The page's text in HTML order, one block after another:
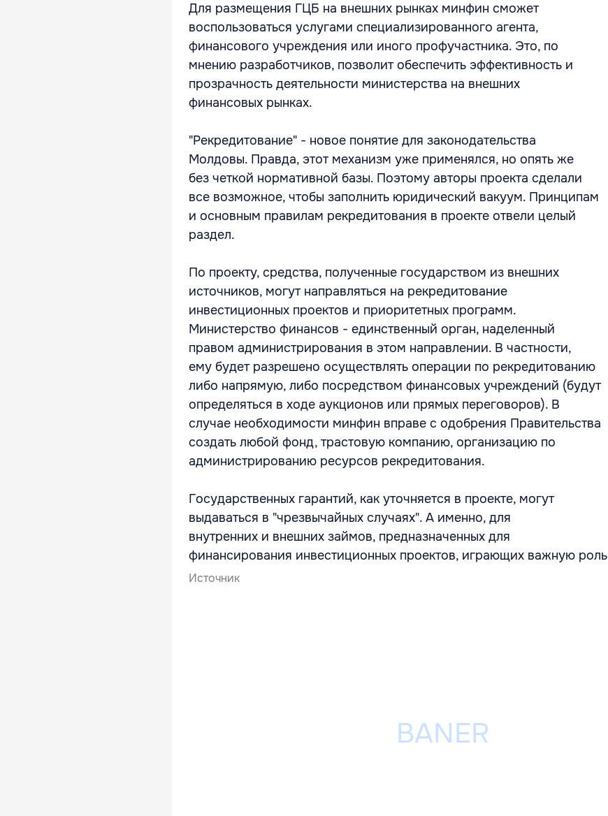
Для размещения ГЦБ на внешних рынках минфин сможет
воспользоваться услугами специализированного агента,
финансового учреждения или иного профучастника. Это, по
мнению разработчиков, позволит обеспечить эффективность и
прозрачность деятельности министерства на внешних
финансовых рынках.
"Рекредитование" - новое понятие для законодательства
Молдовы. Правда, этот механизм уже применялся, но опять же
без четкой нормативной базы. Поэтому авторы проекта сделали
все возможное, чтобы заполнить юридический вакуум. Принципам
и основным правилам рекредитования в проекте отвели целый
раздел.
По проекту, средства, полученные государством из внешних
источников, могут направляться на рекредитование
инвестиционных проектов и приоритетных программ.
Министерство финансов - единственный орган, наделенный
правом администрирования в этом направлении. В частности,
ему будет разрешено осуществлять операции по рекредитованию
либо напрямую, либо посредством финансовых учреждений (будут
определяться в ходе аукционов или прямых переговоров). В
случае необходимости минфин вправе с одобрения Правительства
создать любой фонд, трастовую компанию, организацию по
администрированию ресурсов рекредитования.
Государственных гарантий, как уточняется в проекте, могут
выдаваться в "чрезвычайных случаях". А именно, для
внутренних и внешних займов, предназначенных для
финансирования инвестиционных проектов, играющих важную роль
Источник